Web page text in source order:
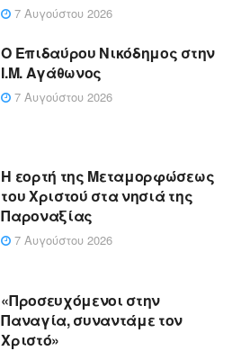
7 Αυγούστου 2026
Ο Επιδαύρου Νικόδημος στην
Ι.Μ. Αγάθωνος
7 Αυγούστου 2026
Η εορτή της Μεταμορφώσεως
του Χριστού στα νησιά της
Παροναξίας
7 Αυγούστου 2026
«Προσευχόμενοι στην
Παναγία, συναντάμε τον
Χριστό»